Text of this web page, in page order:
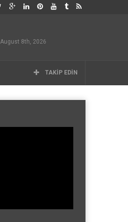
August 8th, 2026
TAKIP EDIN